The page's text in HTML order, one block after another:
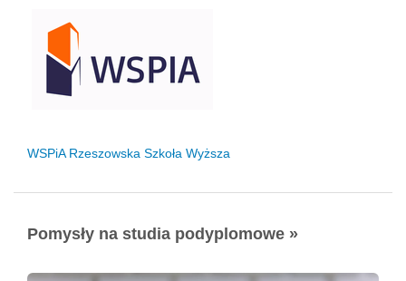
WSPiA Rzeszowska Szkoła Wyższa
Pomysły na studia podyplomowe »